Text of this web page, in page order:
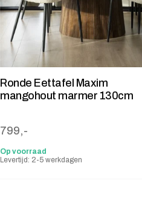
Ronde Eettafel Maxim
mangohout marmer 130cm
799,-
Op voorraad
Levertijd: 2-5 werkdagen